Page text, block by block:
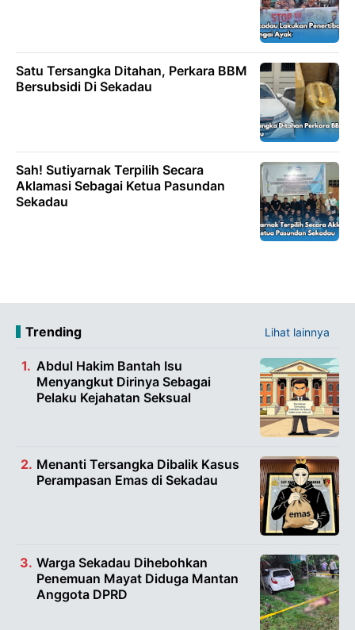
Satu Tersangka Ditahan, Perkara BBM
Bersubsidi Di Sekadau
Sah! Sutiyarnak Terpilih Secara
Aklamasi Sebagai Ketua Pasundan
Sekadau
Trending Lihat lainnya
Abdul Hakim Bantah Isu
Menyangkut Dirinya Sebagai
Pelaku Kejahatan Seksual
Menanti Tersangka Dibalik Kasus
Perampasan Emas di Sekadau
Warga Sekadau Dihebohkan
Penemuan Mayat Diduga Mantan
Anggota DPRD